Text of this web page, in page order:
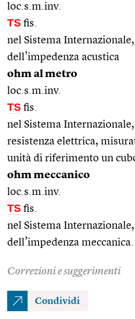
loc.s.m.inv.
TS fis.
nel Sistema
dell’impedenza acustica
ohm al metro
loc.s.m.inv.
TS fis.
nel Sistema
resistenza elettrica,
unità di riferimento un
ohm meccanico
loc.s.m.inv.
TS fis.
nel Sistema
dell’impedenza meccanica.
Correzioni e suggerimenti
Condividi